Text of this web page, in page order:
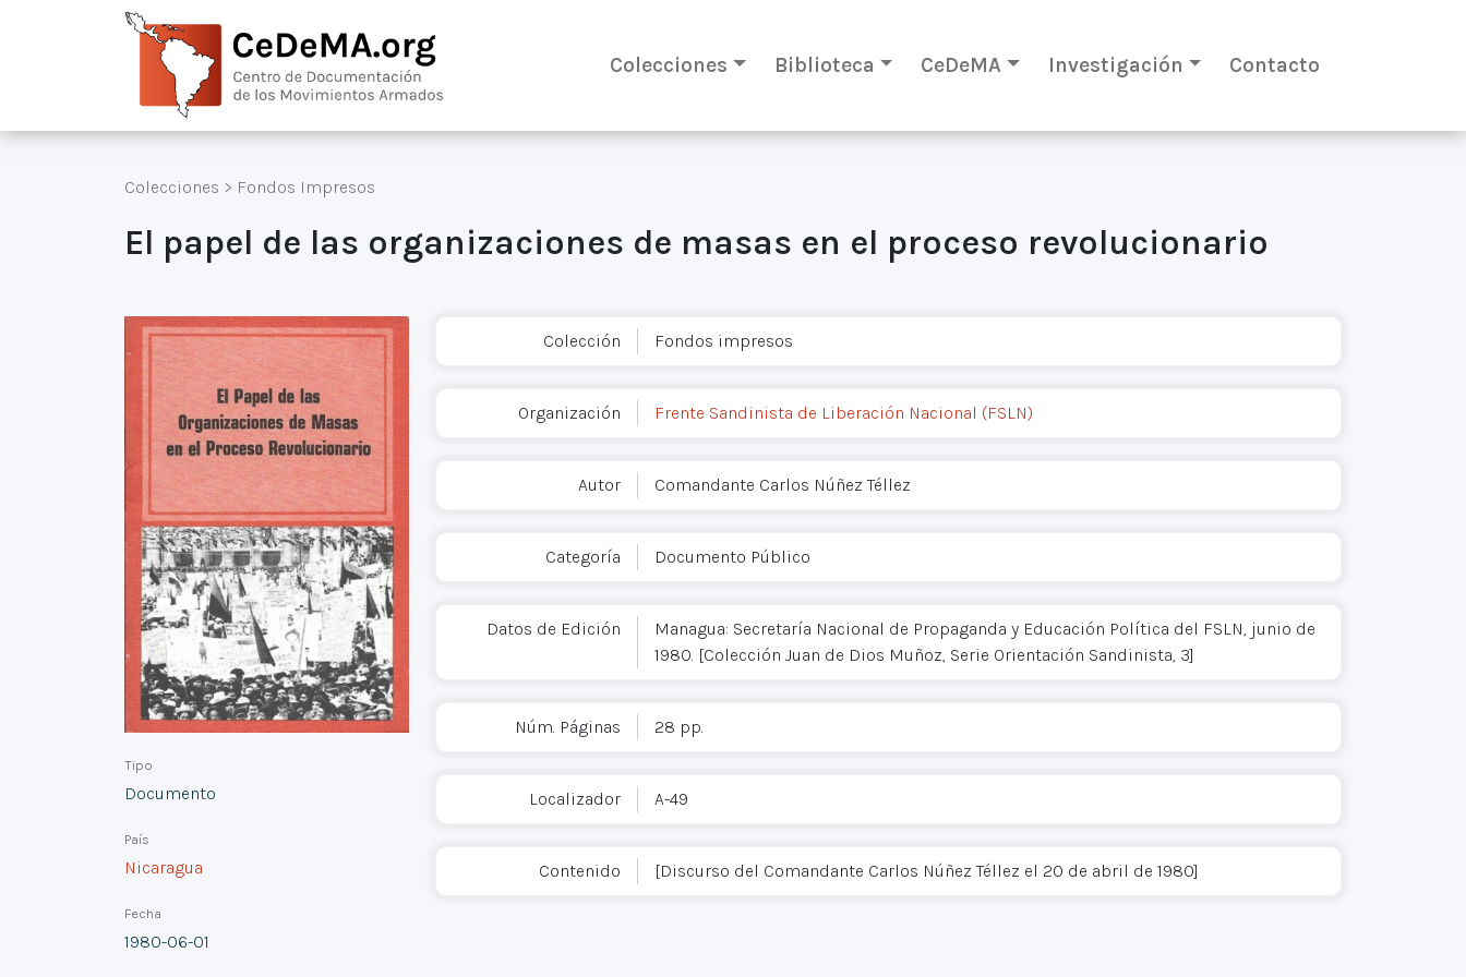
Colecciones Biblioteca CeDeMA Investigación Contacto
Colecciones > Fondos Impresos
El papel de las organizaciones de masas en el proceso revolucionario
Tipo
Documento
País
Nicaragua
Fecha
1980-06-01
Colección Fondos impresos
Organización Frente Sandinista de Liberación Nacional (FSLN)
Autor Comandante Carlos Núñez Téllez
Categoría Documento Público
Datos de Edición
Managua: Secretaría Nacional de Propaganda y Educación Política del FSLN, junio de
1980. [Colección Juan de Dios Muñoz, Serie Orientación Sandinista, 3]
Núm. Páginas 28 pp.
Localizador A-49
Contenido [Discurso del Comandante Carlos Núñez Téllez el 20 de abril de 1980]